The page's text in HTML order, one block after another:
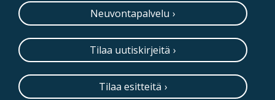
Neuvontapalvelu
Tilaa uutiskirjeitä
Tilaa esitteitä